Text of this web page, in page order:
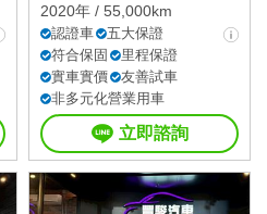
2020年 / 55,000km
認證車
五大保證
符合保固
里程保證
實車實價
友善試車
非多元化營業用車
立即諮詢